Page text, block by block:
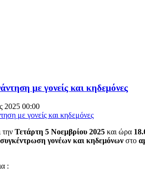
με γονείς και κηδεμόνες
2025 00:00
την Τετάρτη 5 Νοεμβρίου 2025 και ώρα
γονέων και κηδεμόνων στο
: